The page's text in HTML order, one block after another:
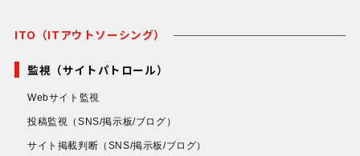
ITO（ITアウトソーシング）
監視（サイトパトロール）
Webサイト監視
投稿監視 （SNS/掲示板/ブログ）
サイト掲載判断 （SNS/掲示板/ブログ）